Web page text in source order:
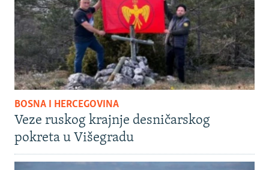
BOSNA I HERCEGOVINA
Veze ruskog krajnje desničarskog
pokreta u Višegradu